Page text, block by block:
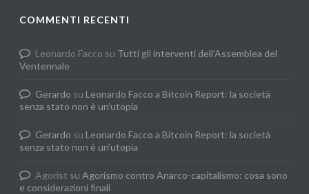
COMMENTI RECENTI
Leonardo Facco su Tutti gli interventi dell’Assemblea del
Ventennale
Gerardo su Leonardo Facco a Bitcoin Report: la società
senza stato non è un’utopia
Gerardo su Leonardo Facco a Bitcoin Report: la società
senza stato non è un’utopia
Agorist suAgorismo contro Anarco-capitalismo: cosa sono
e considerazioni finali